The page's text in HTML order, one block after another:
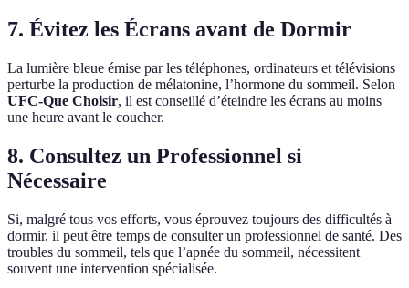
7. Évitez les Écrans avant de Dormir
La lumière bleue émise par les téléphones, ordinateurs et télévisions
perturbe la production de mélatonine, l’hormone du sommeil. Selon
UFC-Que Choisir, il est conseillé d’éteindre les écrans au moins
une heure avant le coucher.
8. Consultez un Professionnel si
Nécessaire
Si, malgré tous vos efforts, vous éprouvez toujours des difficultés à
dormir, il peut être temps de consulter un professionnel de santé. Des
troubles du sommeil, tels que l’apnée du sommeil, nécessitent
souvent une intervention spécialisée.